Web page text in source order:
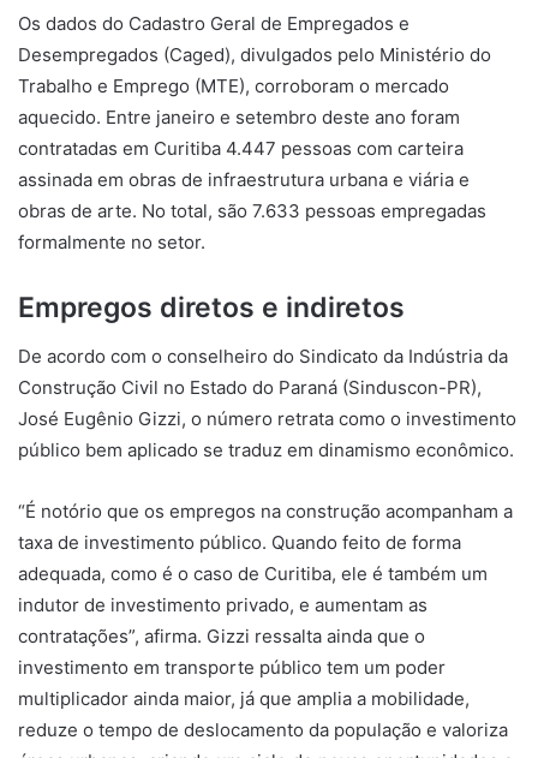
Os dados do Cadastro Geral de Empregados e
Desempregados (Caged), divulgados pelo Ministério do
Trabalho e Emprego (MTE), corroboram o mercado
aquecido. Entre janeiro e setembro deste ano foram
contratadas em Curitiba 4.447 pessoas com carteira
assinada em obras de infraestrutura urbana e viária e
obras de arte. No total, são 7.633 pessoas empregadas
formalmente no setor.
Empregos diretos e indiretos
De acordo com o conselheiro do Sindicato da Indústria da
Construção Civil no Estado do Paraná (Sinduscon-PR),
José Eugênio Gizzi, o número retrata como o investimento
público bem aplicado se traduz em dinamismo econômico.
“É notório que os empregos na construção acompanham a
taxa de investimento público. Quando feito de forma
adequada, como é o caso de Curitiba, ele é também um
indutor de investimento privado, e aumentam as
contratações”, afirma. Gizzi ressalta ainda que o
investimento em transporte público tem um poder
multiplicador ainda maior, já que amplia a mobilidade,
reduze o tempo de deslocamento da população e valoriza